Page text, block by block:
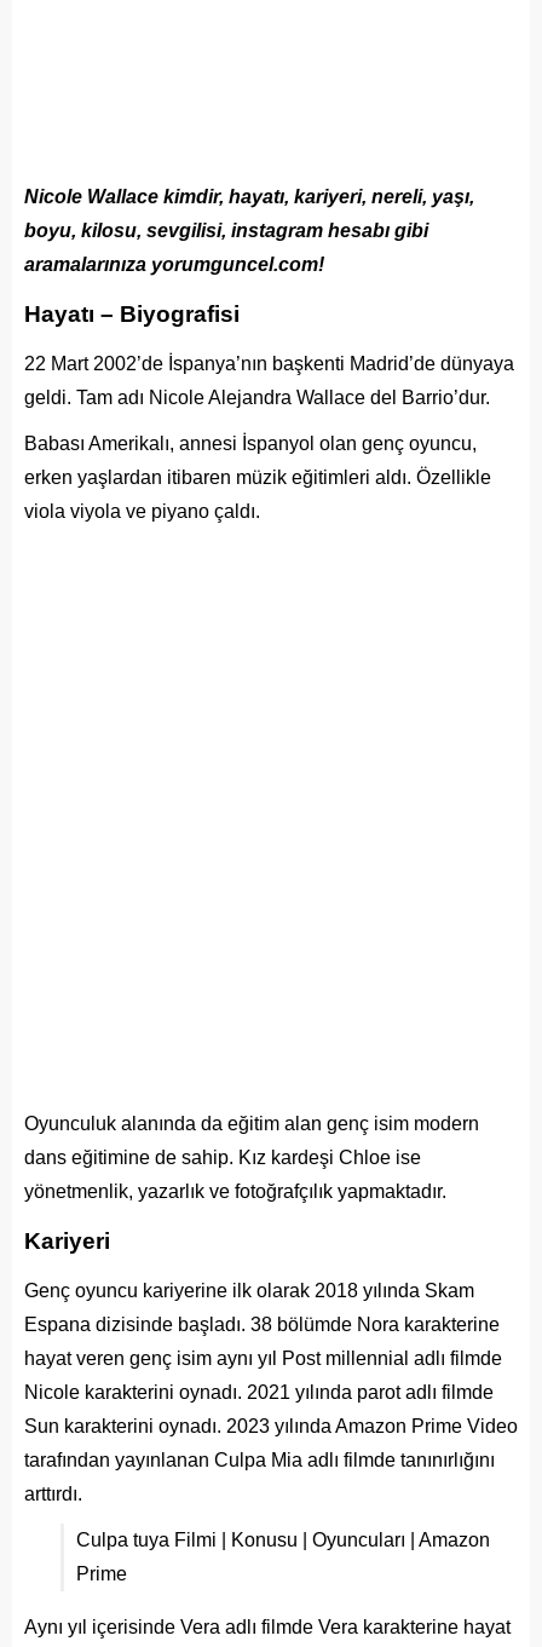
Nicole Wallace kimdir, hayatı, kariyeri, nereli, yaşı,
boyu, kilosu, sevgilisi, instagram hesabı gibi
aramalarınıza yorumguncel.com!
Hayatı – Biyografisi
22 Mart 2002’de İspanya’nın başkenti Madrid’de dünyaya
geldi. Tam adı Nicole Alejandra Wallace del Barrio’dur.
Babası Amerikalı, annesi İspanyol olan genç oyuncu,
erken yaşlardan itibaren müzik eğitimleri aldı. Özellikle
viola viyola ve piyano çaldı.
Oyunculuk alanında da eğitim alan genç isim modern
dans eğitimine de sahip. Kız kardeşi Chloe ise
yönetmenlik, yazarlık ve fotoğrafçılık yapmaktadır.
Kariyeri
Genç oyuncu kariyerine ilk olarak 2018 yılında Skam
Espana dizisinde başladı. 38 bölümde Nora karakterine
hayat veren genç isim aynı yıl Post millennial adlı filmde
Nicole karakterini oynadı. 2021 yılında parot adlı filmde
Sun karakterini oynadı. 2023 yılında Amazon Prime Video
tarafından yayınlanan Culpa Mia adlı filmde tanınırlığını
arttırdı.
Culpa tuya Filmi | Konusu | Oyuncuları | Amazon
Prime
Aynı yıl içerisinde Vera adlı filmde Vera karakterine hayat